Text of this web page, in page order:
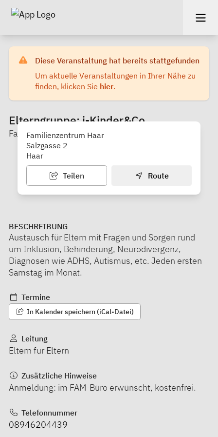
Diese Veranstaltung hat bereits stattgefunden
Um aktuelle Veranstaltungen in Ihrer Nähe zu
finden, klicken Sie hier.
Elterngruppe: i-Kinder&Co
Familienzentrum der NBH Haar e.V.
Familienzentrum Haar
Salzgasse 2
Haar
Teilen Route
BESCHREIBUNG
Austausch für Eltern mit Fragen und Sorgen rund
um Inklusion, Behinderung, Neurodivergenz,
Diagnosen wie ADHS, Autismus, etc. Jeden ersten
Samstag im Monat.
Termine
In Kalender speichern (iCal-Datei)
Leitung
Eltern für Eltern
Zusätzliche Hinweise
Anmeldung: im FAM-Büro erwünscht, kostenfrei.
Telefonnummer
08946204439